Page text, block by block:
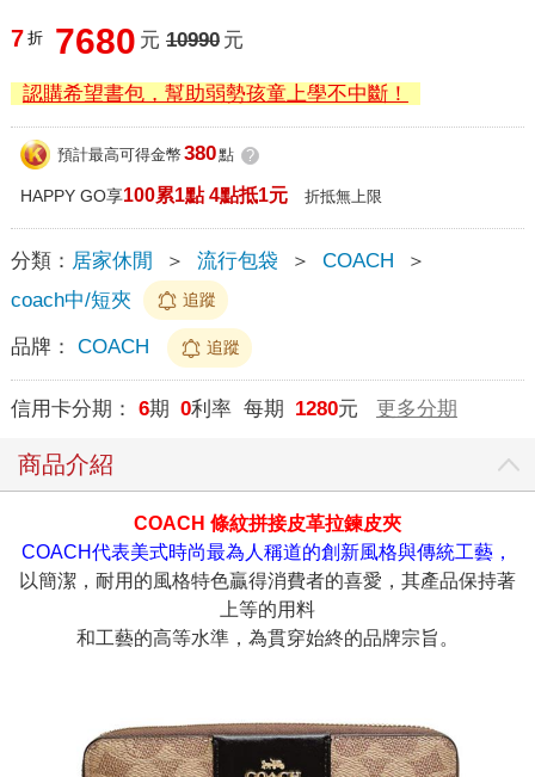
7 折 7680 元 10990 元
認購希望書包，幫助弱勢孩童上學不中斷！
預計最高可得金幣 380點 ?
HAPPY GO享100累1點 4點抵1元 折抵無上限
分類： 居家休閒 ＞ 流行包袋 ＞ COACH
＞
coach中/短夾
追蹤
品牌： COACH 追蹤
信用卡分期： 6期 0利率 每期 1280元 更多分期
商品介紹
COACH 條紋拼接皮革拉鍊皮夾
COACH代表美式時尚最為人稱道的創新風格與傳統工藝，
以簡潔，耐用的風格特色贏得消費者的喜愛，其產品保持著
上等的用料
和工藝的高等水準，為貫穿始終的品牌宗旨。